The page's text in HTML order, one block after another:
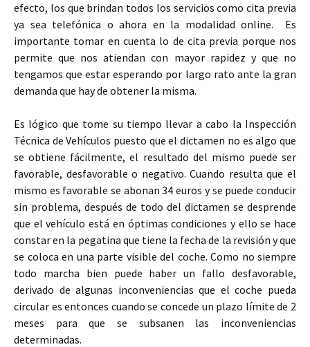
efecto, los que brindan todos los servicios como cita previa
ya sea telefónica o ahora en la modalidad online. Es
importante tomar en cuenta lo de cita previa porque nos
permite que nos atiendan con mayor rapidez y que no
tengamos que estar esperando por largo rato ante la gran
demanda que hay de obtener la misma.
Es lógico que tome su tiempo llevar a cabo la Inspección
Técnica de Vehículos puesto que el dictamen no es algo que
se obtiene fácilmente, el resultado del mismo puede ser
favorable, desfavorable o negativo. Cuando resulta que el
mismo es favorable se abonan 34 euros y se puede conducir
sin problema, después de todo del dictamen se desprende
que el vehículo está en óptimas condiciones y ello se hace
constar en la pegatina que tiene la fecha de la revisión y que
se coloca en una parte visible del coche. Como no siempre
todo marcha bien puede haber un fallo desfavorable,
derivado de algunas inconveniencias que el coche pueda
circular es entonces cuando se concede un plazo límite de 2
meses para que se subsanen las inconveniencias
determinadas.